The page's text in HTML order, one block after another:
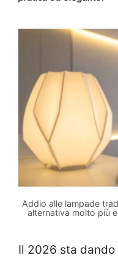
Addio alle lampade
alternativa molto più
Il 2026 sta